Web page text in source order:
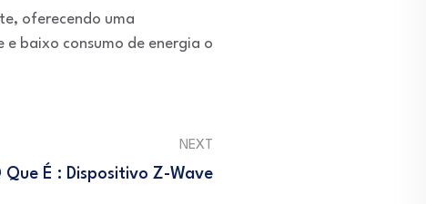
oferecendo uma
baixo consumo de energia o
NEXT
Que É : Dispositivo Z-Wave